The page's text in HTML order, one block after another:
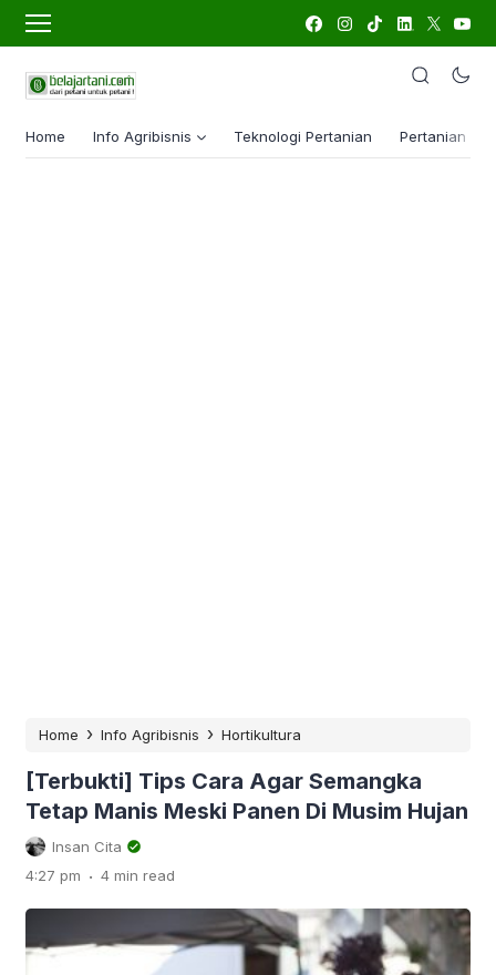
Home Info Agribisnis Teknologi Pertanian Pertanian
Home › Info Agribisnis › Hortikultura
[Terbukti] Tips Cara Agar Semangka
Tetap Manis Meski Panen Di Musim Hujan
Insan Cita
4:27 pm . 4 min read